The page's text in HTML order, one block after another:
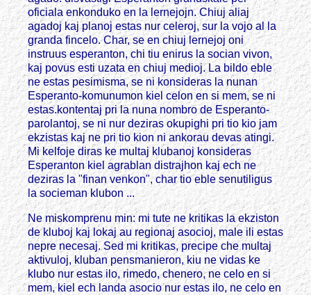
oficiala enkonduko en la lernejojn. Chiuj aliaj
agadoj kaj planoj estas nur celeroj, sur la vojo al la
granda fincelo. Char, se en chiuj lernejoj oni
instruus esperanton, chi tiu enirus la socian vivon,
kaj povus esti uzata en chiuj medioj. La bildo eble
ne estas pesimisma, se ni konsideras la nunan
Esperanto-komunumon kiel celon en si mem, se ni
estas.kontentaj pri la nuna nombro de Esperanto-
parolantoj, se ni nur deziras okupighi pri tio kio jam
ekzistas kaj ne pri tio kion ni ankorau devas atingi.
Mi kelfoje diras ke multaj klubanoj konsideras
Esperanton kiel agrablan distrajhon kaj ech ne
deziras la "finan venkon", char tio eble senutiligus
la socieman klubon ...
Ne miskomprenu min: mi tute ne kritikas la ekziston
de kluboj kaj lokaj au regionaj asocioj, male ili estas
nepre necesaj. Sed mi kritikas, precipe che multaj
aktivuloj, kluban pensmanieron, kiu ne vidas ke
klubo nur estas ilo, rimedo, chenero, ne celo en si
mem, kiel ech landa asocio nur estas ilo, ne celo en